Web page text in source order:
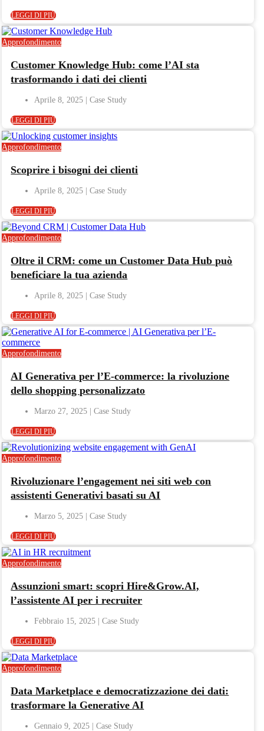
LEGGI DI PIÙ
Approfondimento
Customer Knowledge Hub: come l’AI sta
trasformando i dati dei clienti
Aprile 8, 2025
LEGGI DI PIÙ
Approfondimento
Scoprire i bisogni dei clienti
Aprile 8, 2025
LEGGI DI PIÙ
Approfondimento
Oltre il CRM: come un Customer Data Hub può
beneficiare la tua azienda
Aprile 8, 2025
LEGGI DI PIÙ
Approfondimento
AI Generativa per l’E-commerce: la rivoluzione
dello shopping personalizzato
Marzo 27, 2025
LEGGI DI PIÙ
Approfondimento
Rivoluzionare l’engagement nei siti web con
assistenti Generativi basati su AI
Marzo 5, 2025
LEGGI DI PIÙ
Approfondimento
Assunzioni smart: scopri Hire&Grow.AI,
l’assistente AI per i recruiter
Febbraio 15, 2025
LEGGI DI PIÙ
Approfondimento
Data Marketplace e democratizzazione dei dati:
trasformare la Generative AI
Gennaio 9, 2025